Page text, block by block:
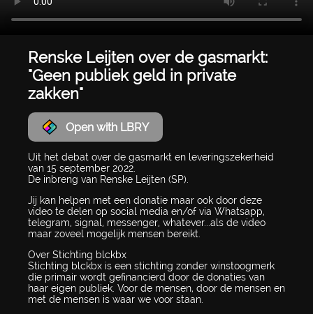
Renske Leijten over de gasmarkt:
"Geen publiek geld in private
zakken"
Open with LBRY
Uit het debat over de gasmarkt en leveringszekerheid
van 15 september 2022.
De inbreng van Renske Leijten (SP).
Jij kan helpen met een donatie maar ook door deze
video te delen op social media en/of via Whatsapp,
telegram, signal, messenger, whatever...als de video
maar zoveel mogelijk mensen bereikt.
Over Stichting blckbx
Stichting blckbx is een stichting zonder winstoogmerk
die primair wordt gefinancierd door de donaties van
haar eigen publiek. Voor de mensen, door de mensen en
met de mensen is waar we voor staan.